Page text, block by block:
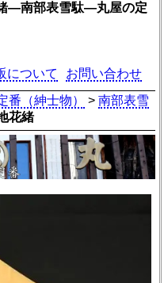
―南部表雪駄―丸屋の定
について
お問い合わせ
番（紳士物） >南部表雪
花緒